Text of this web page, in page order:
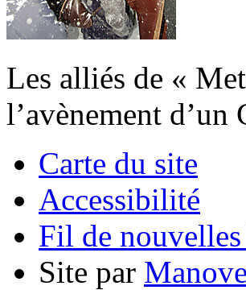
Les alliés de «
l’avènement d’un
Carte du site
Accessibilité
Fil de nouvelles
Site par